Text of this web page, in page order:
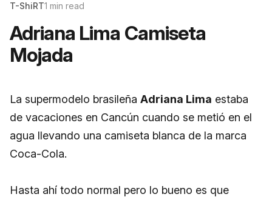
T-ShiRT1 min read
Adriana Lima Camiseta
Mojada
La supermodelo brasileña Adriana Lima estaba
de vacaciones en Cancún cuando se metió en el
agua llevando una camiseta blanca de la marca
Coca-Cola.
Hasta ahí todo normal pero lo bueno es que